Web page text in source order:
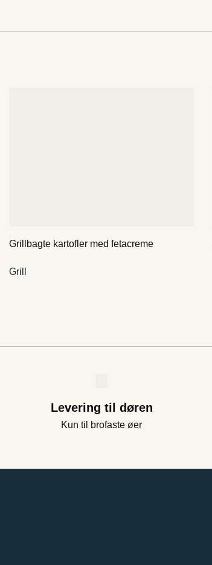
Grillbagte kartofler med fetacreme
Grill
Levering til døren
Kun til brofaste øer